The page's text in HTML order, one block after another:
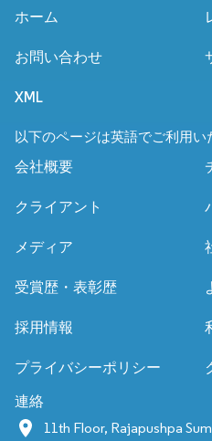
ホーム
お問い合わせ
XML
以下のページは英語でご利用い
会社概要
クライアント
メディア
受賞歴・表彰歴
採用情報
プライバシーポリシー
連絡
11th Floor, Rajapushpa